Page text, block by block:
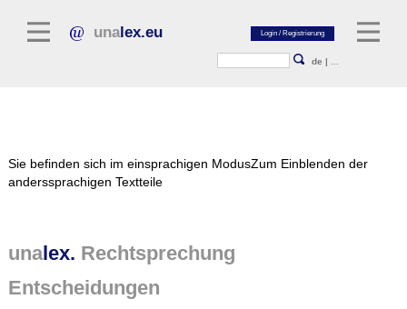
unalex.eu
de |
Normtexte
Sie befinden sich im einsprachigen ModusZum Einblenden der
anderssprachigen Textteile
unalex. Rechtsprechung
Entscheidungen